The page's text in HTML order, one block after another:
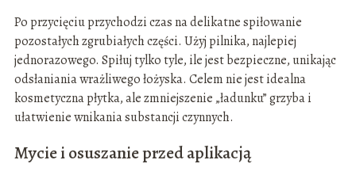
Po przycięciu przychodzi czas na delikatne spiłowanie
pozostałych zgrubiałych części. Użyj pilnika, najlepiej
jednorazowego. Spiłuj tylko tyle, ile jest bezpieczne, unikając
odsłaniania wrażliwego łożyska. Celem nie jest idealna
kosmetyczna płytka, ale zmniejszenie „ładunku” grzyba i
ułatwienie wnikania substancji czynnych.
Mycie i osuszanie przed aplikacją